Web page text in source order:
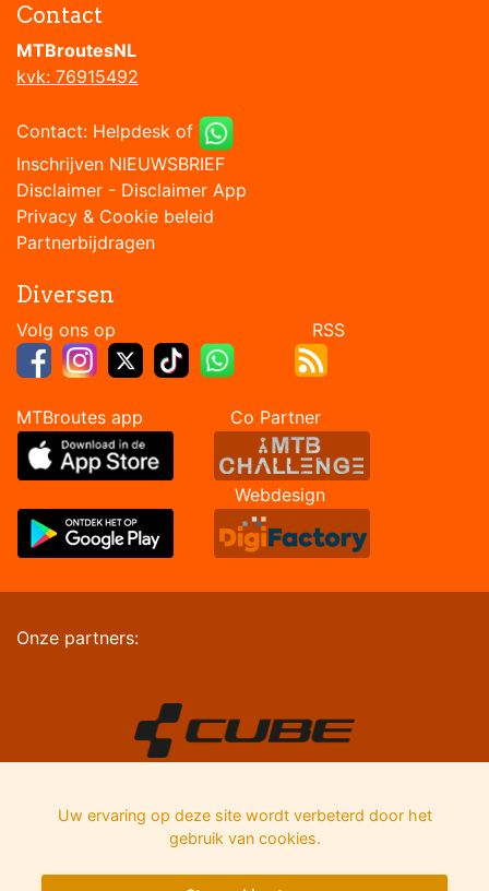
Contact
MTBroutesNL
kvk: 76915492
Contact: Helpdesk of
Inschrijven NIEUWSBRIEF
Disclaimer - Disclaimer App
Privacy & Cookie beleid
Partnerbijdragen
Diversen
Volg ons op RSS
MTBroutes app Co Partner
Webdesign
Onze partners:
Uw ervaring op deze site wordt verbeterd door het
gebruik van cookies.